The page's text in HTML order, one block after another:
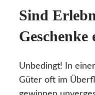
Sind
Geschenke
Unbedingt! In
Güter oft im